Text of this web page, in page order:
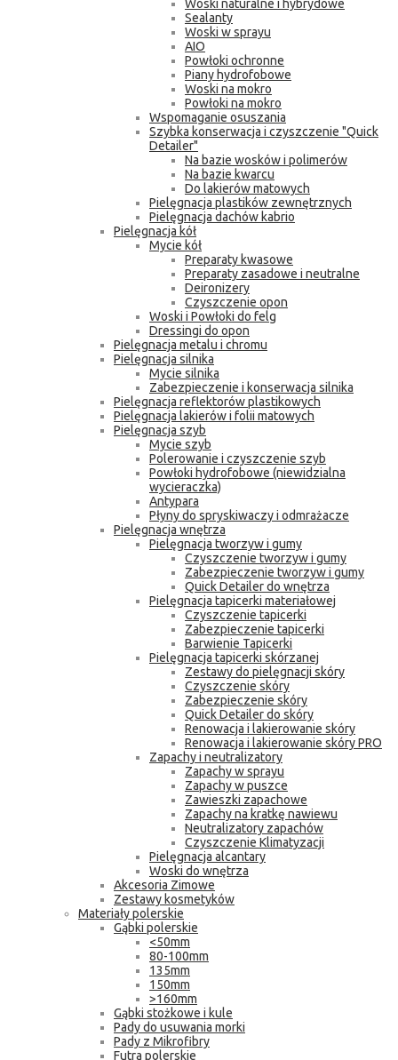
Woski naturalne i hybrydowe
Sealanty
Woski w sprayu
AIO
Powłoki ochronne
Piany hydrofobowe
Woski na mokro
Powłoki na mokro
Wspomaganie osuszania
Szybka konserwacja i czyszczenie "Quick
Detailer"
Na bazie wosków i polimerów
Na bazie kwarcu
Do lakierów matowych
Pielęgnacja plastików zewnętrznych
Pielęgnacja dachów kabrio
Pielęgnacja kół
Mycie kół
Preparaty kwasowe
Preparaty zasadowe i neutralne
Deironizery
Czyszczenie opon
Woski i Powłoki do felg
Dressingi do opon
Pielęgnacja metalu i chromu
Pielęgnacja silnika
Mycie silnika
Zabezpieczenie i konserwacja silnika
Pielęgnacja reflektorów plastikowych
Pielęgnacja lakierów i folii matowych
Pielęgnacja szyb
Mycie szyb
Polerowanie i czyszczenie szyb
Powłoki hydrofobowe (niewidzialna
wycieraczka)
Antypara
Płyny do spryskiwaczy i odmrażacze
Pielęgnacja wnętrza
Pielęgnacja tworzyw i gumy
Czyszczenie tworzyw i gumy
Zabezpieczenie tworzyw i gumy
Quick Detailer do wnętrza
Pielęgnacja tapicerki materiałowej
Czyszczenie tapicerki
Zabezpieczenie tapicerki
Barwienie Tapicerki
Pielęgnacja tapicerki skórzanej
Zestawy do pielęgnacji skóry
Czyszczenie skóry
Zabezpieczenie skóry
Quick Detailer do skóry
Renowacja i lakierowanie skóry
Renowacja i lakierowanie skóry PRO
Zapachy i neutralizatory
Zapachy w sprayu
Zapachy w puszce
Zawieszki zapachowe
Zapachy na kratkę nawiewu
Neutralizatory zapachów
Czyszczenie Klimatyzacji
Pielęgnacja alcantary
Woski do wnętrza
Akcesoria Zimowe
Zestawy kosmetyków
Materiały polerskie
Gąbki polerskie
<50mm
80-100mm
135mm
150mm
>160mm
Gąbki stożkowe i kule
Pady do usuwania morki
Pady z Mikrofibry
Futra polerskie